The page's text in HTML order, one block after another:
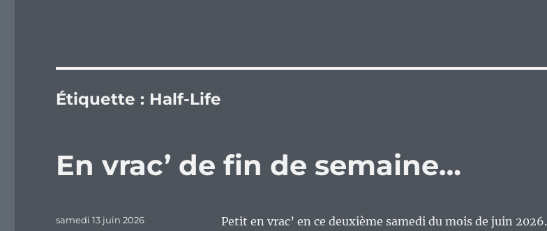
Étiquette : Half-Life
En vrac’ de fin de semaine…
Petit en vrac’ en ce deuxième samedi du mois de juin 2026.
Publié
samedi 13 juin 2026